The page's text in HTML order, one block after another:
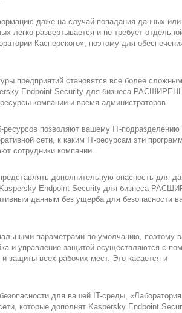
даже на случай попадания данных или
легко развертывается и не требует
Касперского», поэтому для
предприятий становятся все более
Endpoint Security для бизнеса
компании и время администраторов.
позволяют вашему IT-подразделению
сети, к каким IT-ресурсам эти
сотрудники компании.
дополнительную опасность для
Kaspersky Endpoint Security для бизнеса
данным без ущерба для безопасности
параметрами по умолчанию, поэтому
и управление защитой осуществляются с
защиты всех рабочих мест. Это касается и
для вашей IT-среды, «Лаборатория
которые дополнят Kaspersky Endpoint